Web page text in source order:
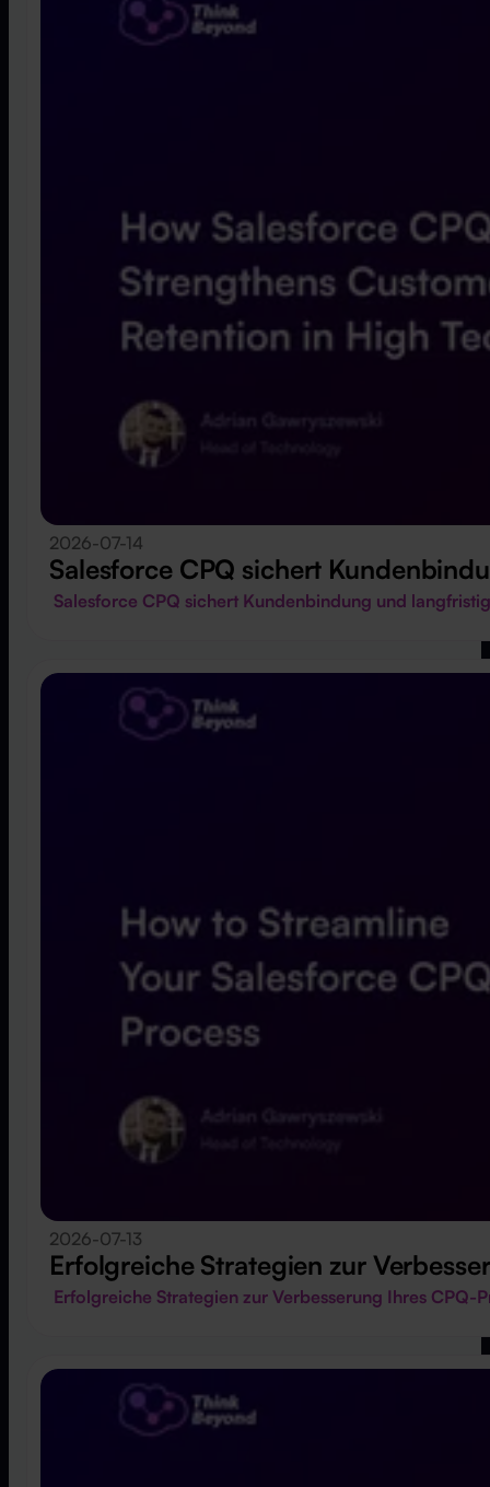
2026-07-14
Salesforce CPQ sichert
Salesforce CPQ sichert Kundenbindung und
2026-07-13
Erfolgreiche Strategien zur
Erfolgreiche Strategien zur Verbesserung Ihres CPQ-